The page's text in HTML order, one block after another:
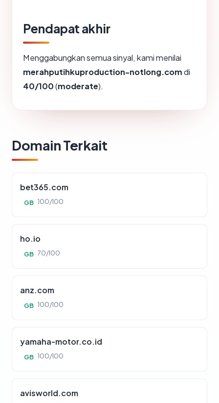
Pendapat akhir
Menggabungkan semua sinyal, kami menilai
merahputihkuproduction-notlong.comdi
40/100(moderate).
Domain Terkait
bet365.com
GB 100/100
ho.io
GB 70/100
anz.com
GB 100/100
yamaha-motor.co.id
GB 100/100
avisworld.com